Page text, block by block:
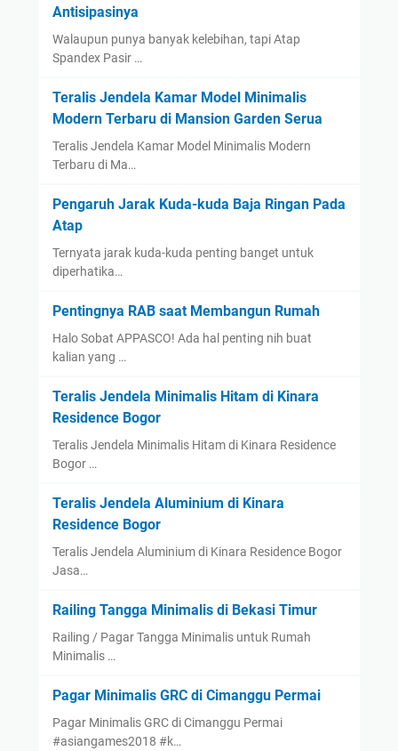
Antisipasinya
Walaupun punya banyak kelebihan, tapi Atap
Spandex Pasir …
Teralis Jendela Kamar Model Minimalis
Modern Terbaru di Mansion Garden Serua
Teralis Jendela Kamar Model Minimalis Modern
Terbaru di Ma…
Pengaruh Jarak Kuda-kuda Baja Ringan Pada
Atap
Ternyata jarak kuda-kuda penting banget untuk
diperhatika…
Pentingnya RAB saat Membangun Rumah
Halo Sobat APPASCO! Ada hal penting nih buat
kalian yang …
Teralis Jendela Minimalis Hitam di Kinara
Residence Bogor
Teralis Jendela Minimalis Hitam di Kinara Residence
Bogor …
Teralis Jendela Aluminium di Kinara
Residence Bogor
Teralis Jendela Aluminium di Kinara Residence Bogor
Jasa…
Railing Tangga Minimalis di Bekasi Timur
Railing / Pagar Tangga Minimalis untuk Rumah
Minimalis …
Pagar Minimalis GRC di Cimanggu Permai
Pagar Minimalis GRC di Cimanggu Permai
#asiangames2018 #k…